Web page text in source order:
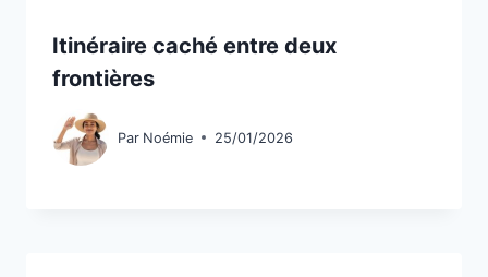
Itinéraire caché entre deux
frontières
Par Noémie 25/01/2026